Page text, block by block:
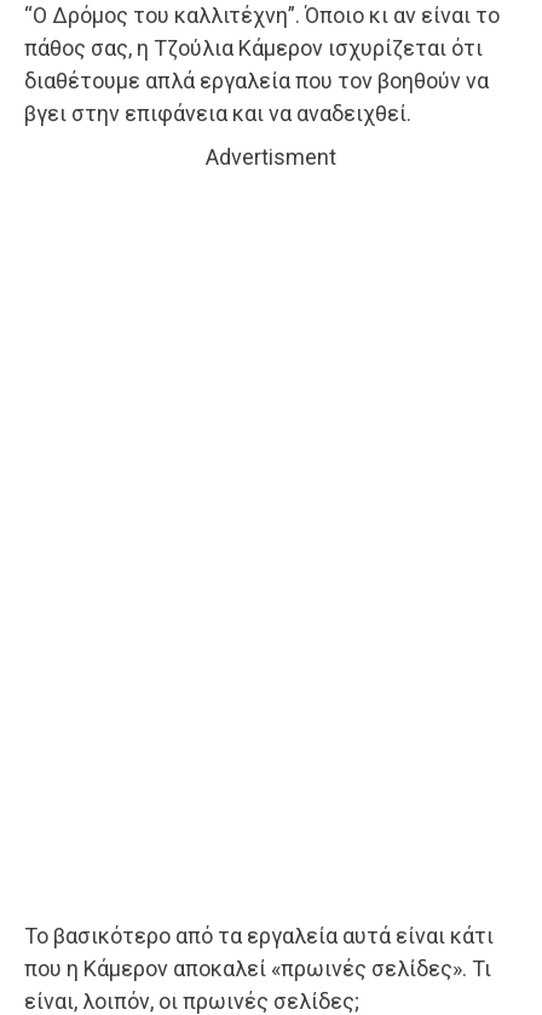
“Ο Δρόμος του καλλιτέχνη”. Όποιο κι αν είναι το
πάθος σας, η Τζούλια Κάμερον ισχυρίζεται ότι
διαθέτουμε απλά εργαλεία που τον βοηθούν να
βγει στην επιφάνεια και να αναδειχθεί.
Advertisment
Το βασικότερο από τα εργαλεία αυτά είναι κάτι
που η Κάμερον αποκαλεί «πρωινές σελίδες». Τι
είναι, λοιπόν, οι πρωινές σελίδες;